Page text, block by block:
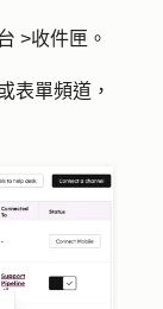
>收件匣 。
表單頻道，